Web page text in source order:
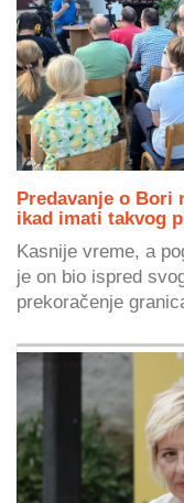
Predavanje o Bori
ikad imati takvog
Kasnije vreme, a
je on bio ispred
prekoračenje